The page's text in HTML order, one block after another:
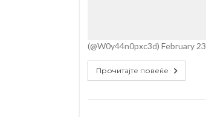
(@W0y44n0pxc3d) February
Прочитајте повеќе